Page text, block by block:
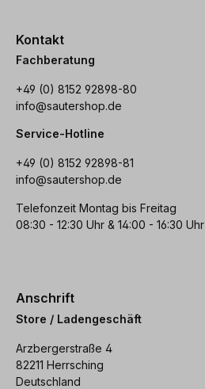
Kontakt
Fachberatung
+49 (0) 8152 92898-80
info@sautershop.de
Service-Hotline
+49 (0) 8152 92898-81
info@sautershop.de
Telefonzeit Montag bis Freitag
08:30 - 12:30 Uhr & 14:00 - 16:30 Uhr
Anschrift
Store / Ladengeschäft
Arzbergerstraße 4
82211 Herrsching
Deutschland